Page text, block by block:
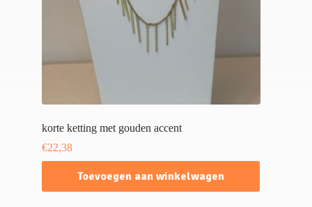
korte ketting met gouden accent
€22,38
Toevoegen aan winkelwagen